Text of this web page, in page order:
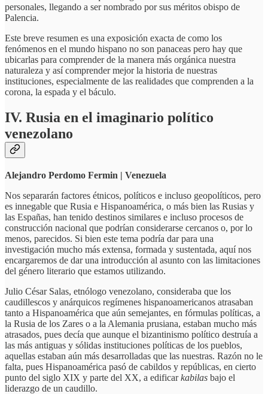
personales, llegando a ser nombrado por sus méritos obispo de
Palencia.
Este breve resumen es una exposición exacta de como los
fenómenos en el mundo hispano no son panaceas pero hay que
ubicarlas para comprender de la manera más orgánica nuestra
naturaleza y así comprender mejor la historia de nuestras
instituciones, especialmente de las realidades que comprenden a la
corona, la espada y el báculo.
IV. Rusia en el imaginario político
venezolano
Alejandro Perdomo Fermin | Venezuela
Nos separarán factores étnicos, políticos e incluso geopolíticos, pero
es innegable que Rusia e Hispanoamérica, o más bien las Rusias y
las Españas, han tenido destinos similares e incluso procesos de
construcción nacional que podrían considerarse cercanos o, por lo
menos, parecidos. Si bien este tema podría dar para una
investigación mucho más extensa, formada y sustentada, aquí nos
encargaremos de dar una introducción al asunto con las limitaciones
del género literario que estamos utilizando.
Julio César Salas, etnólogo venezolano, consideraba que los
caudillescos y anárquicos regímenes hispanoamericanos atrasaban
tanto a Hispanoamérica que aún semejantes, en fórmulas políticas, a
la Rusia de los Zares o a la Alemania prusiana, estaban mucho más
atrasados, pues decía que aunque el bizantinismo político destruía a
las más antiguas y sólidas instituciones políticas de los pueblos,
aquellas estaban aún más desarrolladas que las nuestras. Razón no le
falta, pues Hispanoamérica pasó de cabildos y repúblicas, en cierto
punto del siglo XIX y parte del XX, a edificarkabilas bajo el
liderazgo de un caudillo.